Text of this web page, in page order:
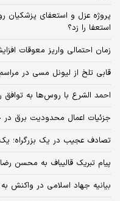
پروژه عزل و استعفای پزشکیان
استعفا را زد؟
زمان احتمالی واریز معوقات
قابی تلخ از لیونل مسی در
احمد الشرع با روس‌ها به
جزئیات اعمال محدودیت برق در
تصادف عجیب در یک بزرگراه؛ یک
پیام تبریک قالیباف به محسن
بیانیه جهاد اسلامی در واکنش به مخالفت